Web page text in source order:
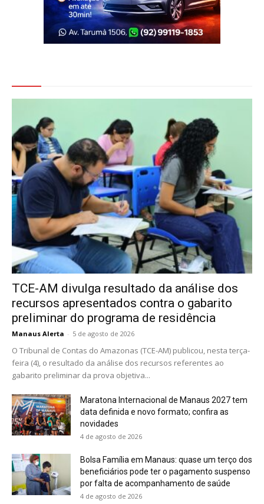
TCE-AM divulga resultado da análise dos
recursos apresentados contra o gabarito
preliminar do programa de residência
Manaus Alerta - 5 de agosto de 2026
O Tribunal de Contas do Amazonas (TCE-AM) publicou, nesta terça-
feira (4), o resultado da análise dos recursos referentes ao
gabarito preliminar da prova objetiva...
Maratona Internacional de Manaus 2027 tem
data definida e novo formato; confira as
novidades
4 de agosto de 2026
Bolsa Família em Manaus: quase um terço dos
beneficiários pode ter o pagamento suspenso
por falta de acompanhamento de saúde
4 de agosto de 2026